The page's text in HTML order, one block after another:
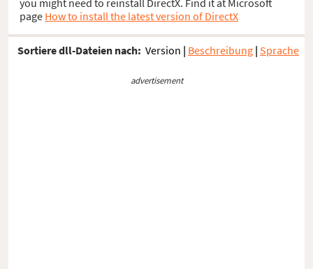
page How to install the latest version of DirectX
Sortiere dll-Dateien nach: Version | Beschreibung | Sprache
advertisement